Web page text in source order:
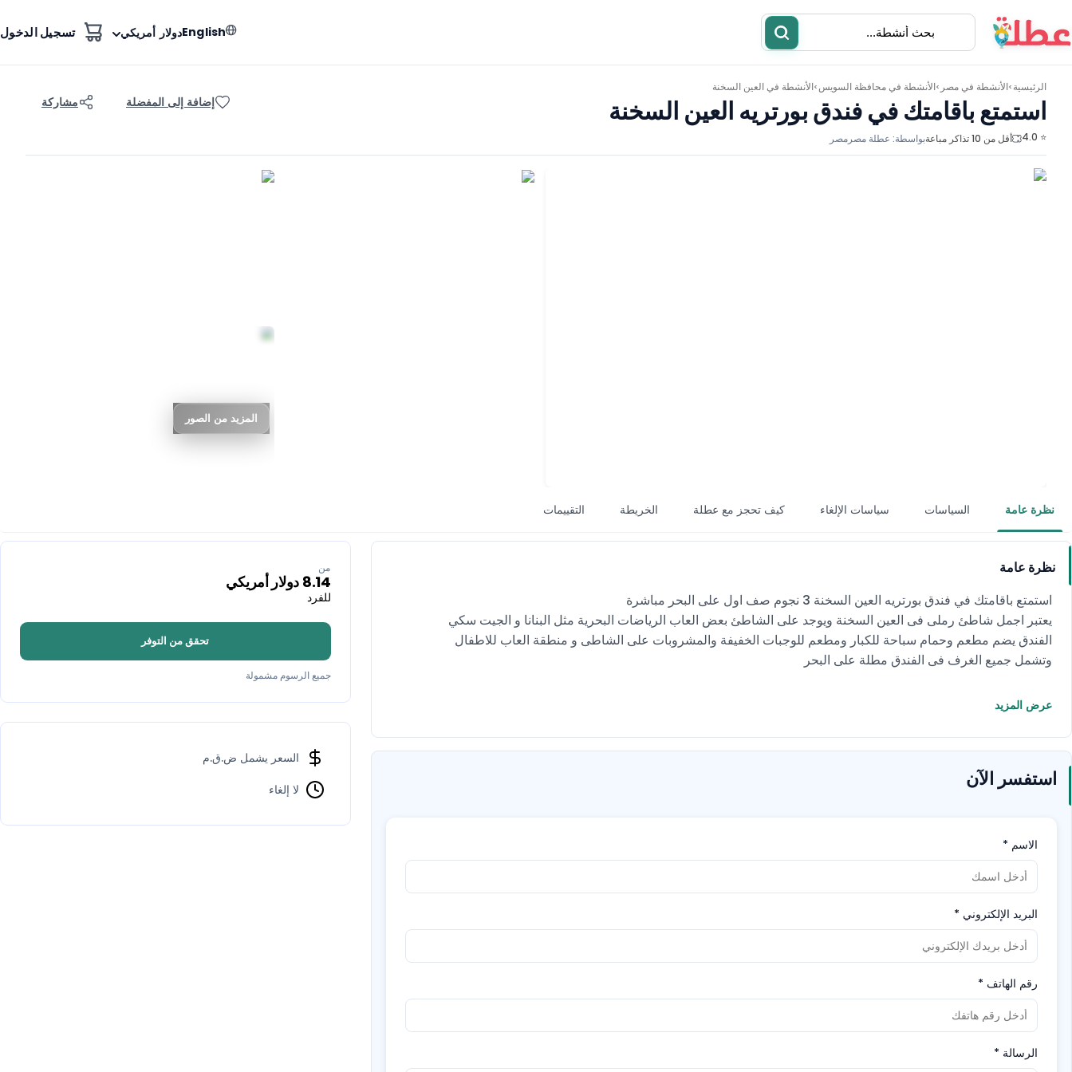
Englishدولار أمريكي تسجيل الدخول
أنشطة مطاعم
الرئيسية >الأنشطة فيمصر >الأنشطة فيمحافظة السويس >الأنشطة فيالعين السخنة
استمتع باقامتك في فندق بورتريه العين السخنة
⭐ 4.0 أقل من 10 تذاكر مباعة بواسطة: عطلة مصرمصر
إضافة إلى المفضلة مشاركة
المزيد من الصور
نظرة عامة السياسات سياسات الإلغاء كيف تحجز مع عطلة الخريطة التقييمات
نظرة عامة
استمتع باقامتك في فندق بورتريه العين السخنة 3 نجوم صف اول على البحر مباشرة
يعتبر اجمل شاطئ رملى فى العين السخنة ويوجد على الشاطئ بعض العاب الرياضات البحرية مثل البنانا و الجيت سكي
الفندق يضم مطعم وحمام سباحة للكبار ومطعم للوجبات الخفيفة والمشروبات على الشاطى و منطقة العاب للاطفال
وتشمل جميع الغرف فى الفندق مطلة على البحر
عرض المزيد
استفسر الآن
الاسم *
البريد الإلكتروني *
رقم الهاتف *
الرسالة *
من
8.14 دولار أمريكي
للفرد
تحقق من التوفر
جميع الرسوم مشمولة
السعر يشمل ض.ق.م
لا إلغاء